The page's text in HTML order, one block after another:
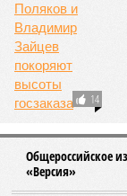
14
Общероссийское
«Версия»